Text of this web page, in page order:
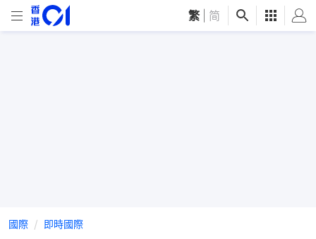
繁 简
國際 即時國際